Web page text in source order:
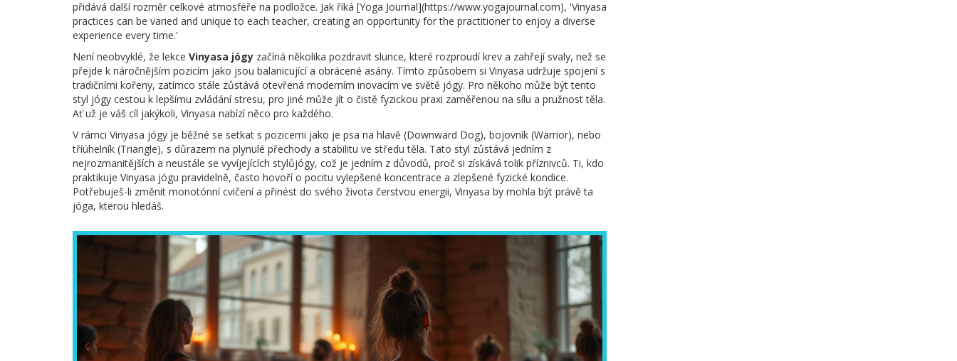
přidává další rozměr celkové atmosféře na podložce. Jak říká [Yoga Journal](https://www.yogajournal.com), 'Vinyasa
practices can be varied and unique to each teacher, creating an opportunity for the practitioner to enjoy a diverse
experience every time.'
Není neobvyklé, že lekce Vinyasa jógy začíná několika pozdravit slunce, které rozproudí krev a zahřejí svaly, než se
přejde k náročnějším pozicím jako jsou balanicující a obrácené asány. Tímto způsobem si Vinyasa udržuje spojení s
tradičními kořeny, zatímco stále zůstává otevřená moderním inovacím ve světě jógy. Pro někoho může být tento
styl jógy cestou k lepšímu zvládání stresu, pro jiné může jít o čistě fyzickou praxi zaměřenou na sílu a pružnost těla.
Ať už je váš cíl jakýkoli, Vinyasa nabízí něco pro každého.
V rámci Vinyasa jógy je běžné se setkat s pozicemi jako je psa na hlavě (Downward Dog), bojovník (Warrior), nebo
tříúhelník (Triangle), s důrazem na plynulé přechody a stabilitu ve středu těla. Tato styl zůstává jedním z
nejrozmanitějších a neustále se vyvíjejících stylůjógy, což je jedním z důvodů, proč si získává tolik příznivců. Ti, kdo
praktikuje Vinyasa jógu pravidelně, často hovoří o pocitu vylepšené koncentrace a zlepšené fyzické kondice.
Potřebuješ-li změnit monotónní cvičení a přinést do svého života čerstvou energii, Vinyasa by mohla být právě ta
jóga, kterou hledáš.